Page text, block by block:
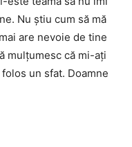
Nu ştiu cum să mă
are nevoie de tine
mulţumesc că mi-aţi
un sfat. Doamne